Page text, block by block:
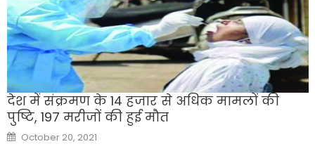
देश में संक्रमण के 14 हजार से अधिक मामलों की
पुष्टि, 197 मरीजों की हुई मौत
Posted
on
October 20, 2021